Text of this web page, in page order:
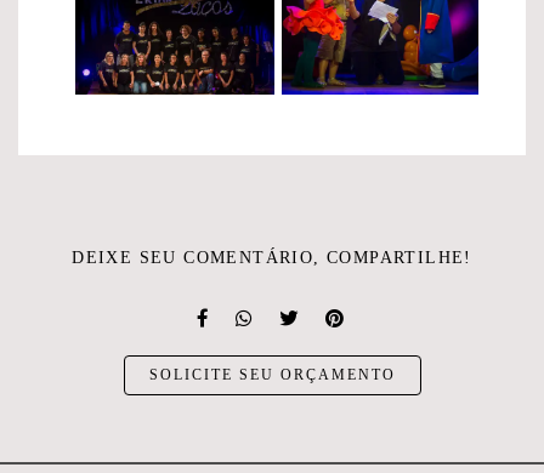
DEIXE SEU COMENTÁRIO, COMPARTILHE!
SOLICITE SEU ORÇAMENTO